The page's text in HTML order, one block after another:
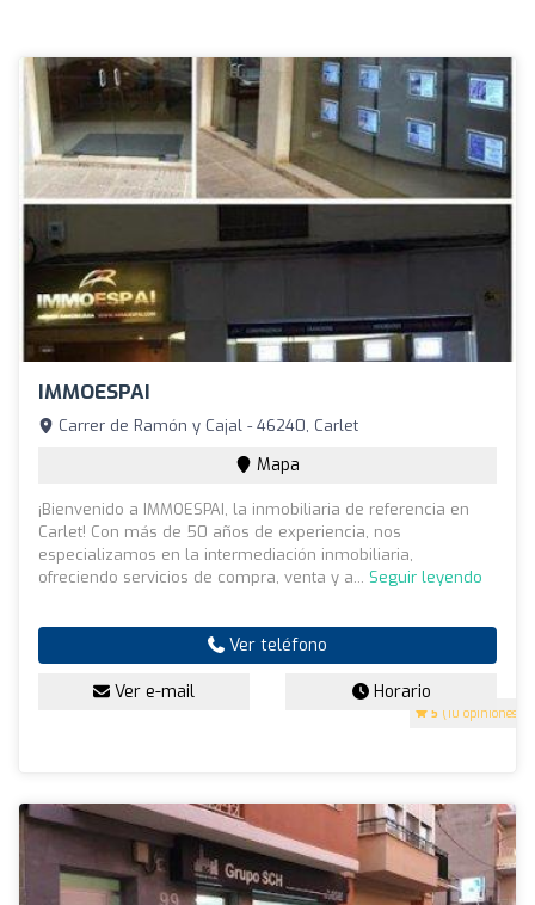
IMMOESPAI
5 (10 opiniones)
Carrer de Ramón y Cajal - 46240, Carlet
Mapa
¡Bienvenido a IMMOESPAI, la inmobiliaria de referencia en
Carlet! Con más de 50 años de experiencia, nos
especializamos en la intermediación inmobiliaria,
ofreciendo servicios de compra, venta y a... Seguir leyendo
Ver teléfono
Ver e-mail Horario